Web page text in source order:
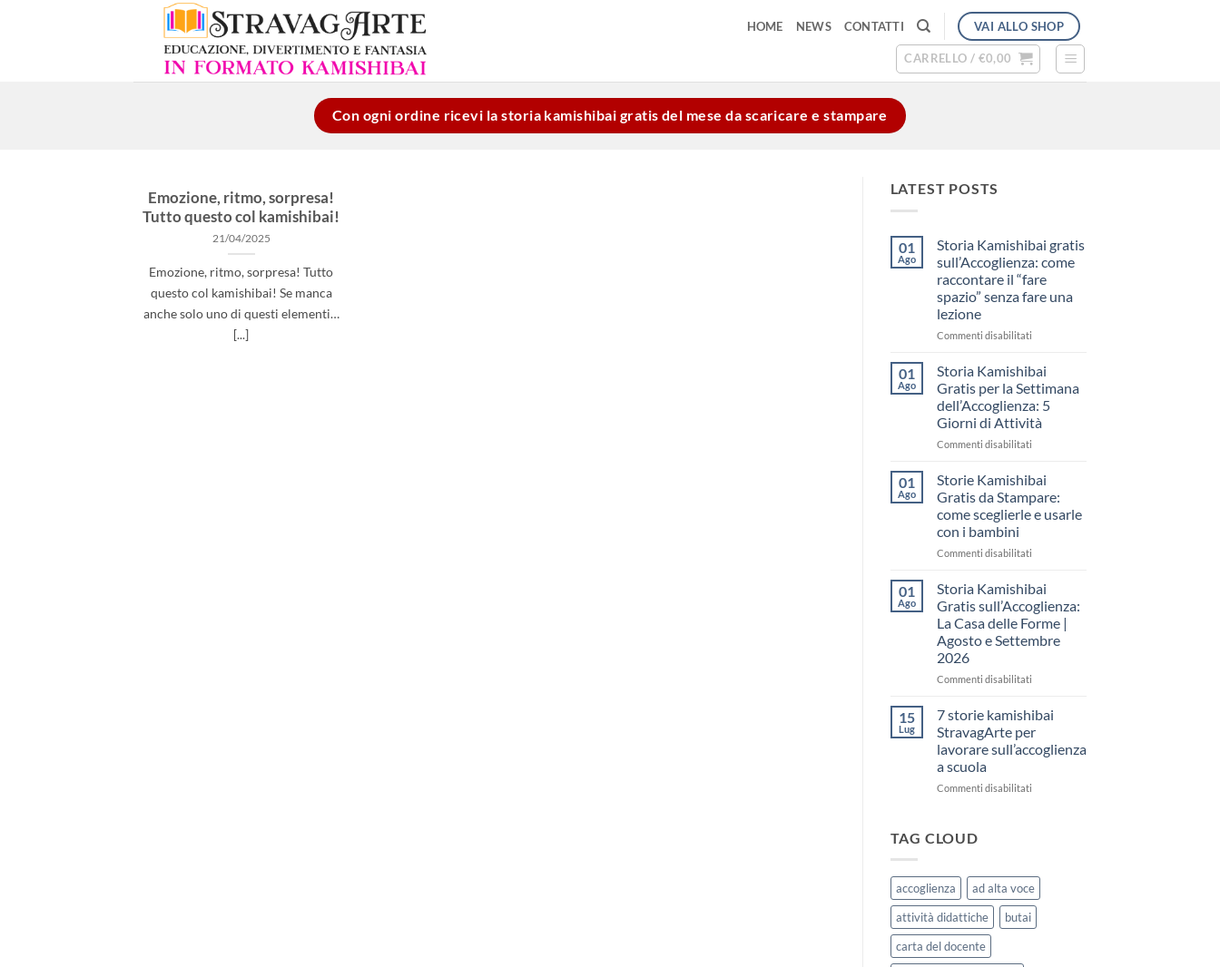
HOME NEWS CONTATTI VAI ALLO SHOP
CARRELLO / €0,00
Con ogni ordine ricevi la storia kamishibai gratis del mese da scaricare e stampare
Emozione, ritmo, sorpresa!
Tutto questo col kamishibai!
21/04/2025
Emozione, ritmo, sorpresa! Tutto
questo col kamishibai! Se manca
anche solo uno di questi elementi…
[...]
LATEST POSTS
01
Ago
Storia Kamishibai gratis
sull’Accoglienza: come
raccontare il “fare
spazio” senza fare una
lezione
Commenti disabilitatisu
Kamishibai
gratis
sull’Accoglienza:
come
raccontare
il
senza
fare
una
01
Ago
Storia Kamishibai
Gratis per la Settimana
dell’Accoglienza: 5
Giorni di Attività
Commenti disabilitatisu
Kamishibai
Gratis
per
la
dell’Accoglienza:
di
Attività
01
Ago
Storie Kamishibai
Gratis da Stampare:
come sceglierle e usarle
con i bambini
Commenti disabilitatisu
Kamishibai
Gratis
da
Stampare:
come
e
i
bambini
01
Ago
Storia Kamishibai
Gratis sull’Accoglienza:
La Casa delle Forme |
Agosto e Settembre
2026
Commenti disabilitatisu
Kamishibai
Gratis
sull’Accoglienza:
La
delle
2026
15
Lug
7 storie kamishibai
StravagArte per
lavorare sull’accoglienza
a scuola
Commenti disabilitatisu
lavorare
sull’accoglienza
a
scuola
TAG CLOUD
accoglienza
ad alta voce
attività didattiche
butai
carta del docente